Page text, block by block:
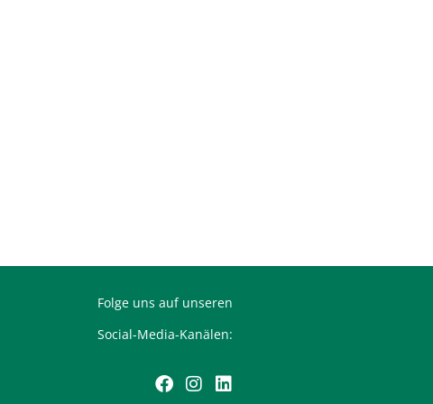
Folge uns auf unseren
Social-Media-Kanälen: